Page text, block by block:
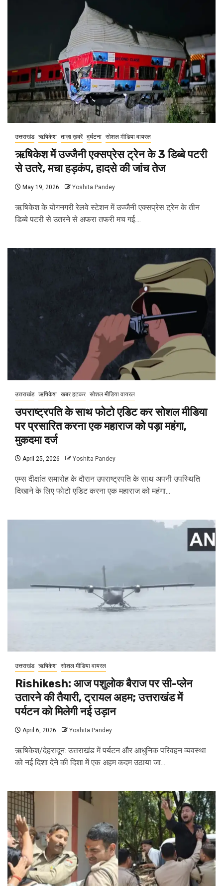
उत्तराखंड ऋषिकेश ताज़ा ख़बरें दुर्घटना सोशल मीडिया वायरल
ऋषिकेश में उज्जैनी एक्सप्रेस ट्रेन के 3 डिब्बे पटरी
से उतरे, मचा हड़कंप, हादसे की जांच तेज
May 19, 2026 Yoshita Pandey
ऋषिकेश के योगनगरी रेलवे स्टेशन में उज्जैनी एक्सप्रेस ट्रेन के तीन
डिब्बे पटरी से उतरने से अफरा तफरी मच गई....
उत्तराखंड ऋषिकेश खबर हटकर सोशल मीडिया वायरल
उपराष्ट्रपति के साथ फोटो एडिट कर सोशल मीडिया
पर प्रसारित करना एक महाराज को पड़ा महंगा,
मुकदमा दर्ज
April 25, 2026 Yoshita Pandey
एम्स दीक्षांत समारोह के दौरान उपराष्ट्रपति के साथ अपनी उपस्थिति
दिखाने के लिए फोटो एडिट करना एक महाराज को महंगा...
उत्तराखंड ऋषिकेश सोशल मीडिया वायरल
Rishikesh: आज पशुलोक बैराज पर सी-प्लेन
उतारने की तैयारी, ट्रायल अहम; उत्तराखंड में
पर्यटन को मिलेगी नई उड़ान
April 6, 2026 Yoshita Pandey
ऋषिकेश/देहरादून: उत्तराखंड में पर्यटन और आधुनिक परिवहन व्यवस्था
को नई दिशा देने की दिशा में एक अहम कदम उठाया जा...